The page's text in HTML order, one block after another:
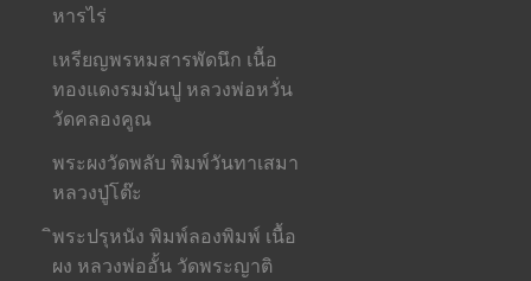
หารไร่
เหรียญพรหมสารพัดนึก เนื้อ
ทองแดงรมมันปู หลวงพ่อหวั่น
วัดคลองคูณ
พระผงวัดพลับ พิมพ์วันทาเสมา
หลวงปู่โต๊ะ
ิพระปรุหนัง พิมพ์ลองพิมพ์ เนื้อ
ผง หลวงพ่ออั้น วัดพระญาติ